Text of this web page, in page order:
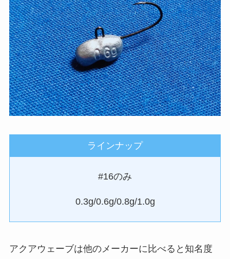
ラインナップ
#16のみ
0.3g/0.6g/0.8g/1.0g
アクアウェーブは他のメーカーに比べると知名度